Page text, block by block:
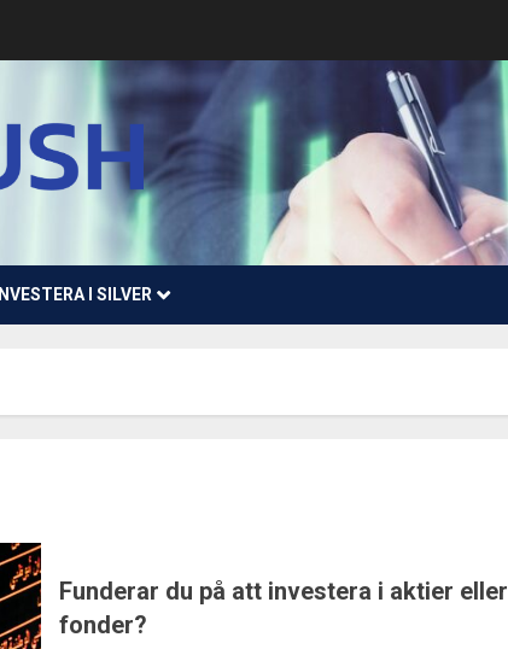
INVESTERA I SILVER
Funderar du på att investera i aktier eller
fonder?